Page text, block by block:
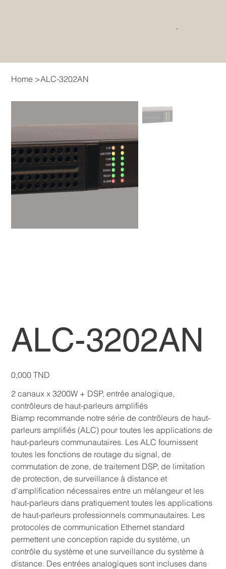
Home >ALC-3202AN
ALC-3202AN
Prix
0,000 TND
2 canaux x 3200W + DSP, entrée analogique,
contrôleurs de haut-parleurs amplifiés
Biamp recommande notre série de contrôleurs de haut-
parleurs amplifiés (ALC) pour toutes les applications de
haut-parleurs communautaires. Les ALC fournissent
toutes les fonctions de routage du signal, de
commutation de zone, de traitement DSP, de limitation
de protection, de surveillance à distance et
d'amplification nécessaires entre un mélangeur et les
haut-parleurs dans pratiquement toutes les applications
de haut-parleurs professionnels communautaires. Les
protocoles de communication Ethernet standard
permettent une conception rapide du système, un
contrôle du système et une surveillance du système à
distance. Des entrées analogiques sont incluses dans